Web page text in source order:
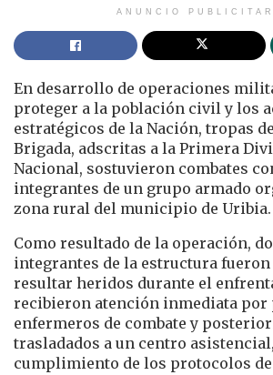
ANUNCIO
En desarrollo de operaciones
proteger a la población civil y los
estratégicos de la Nación, tropas
Brigada, adscritas a la Primera
Nacional, sostuvieron combates
integrantes de un grupo armado
zona rural del municipio de Uribia.
Como resultado de la operación,
integrantes de la estructura
resultar heridos durante el
recibieron atención inmediata por
enfermeros de combate y
trasladados a un centro
cumplimiento de los protocolos